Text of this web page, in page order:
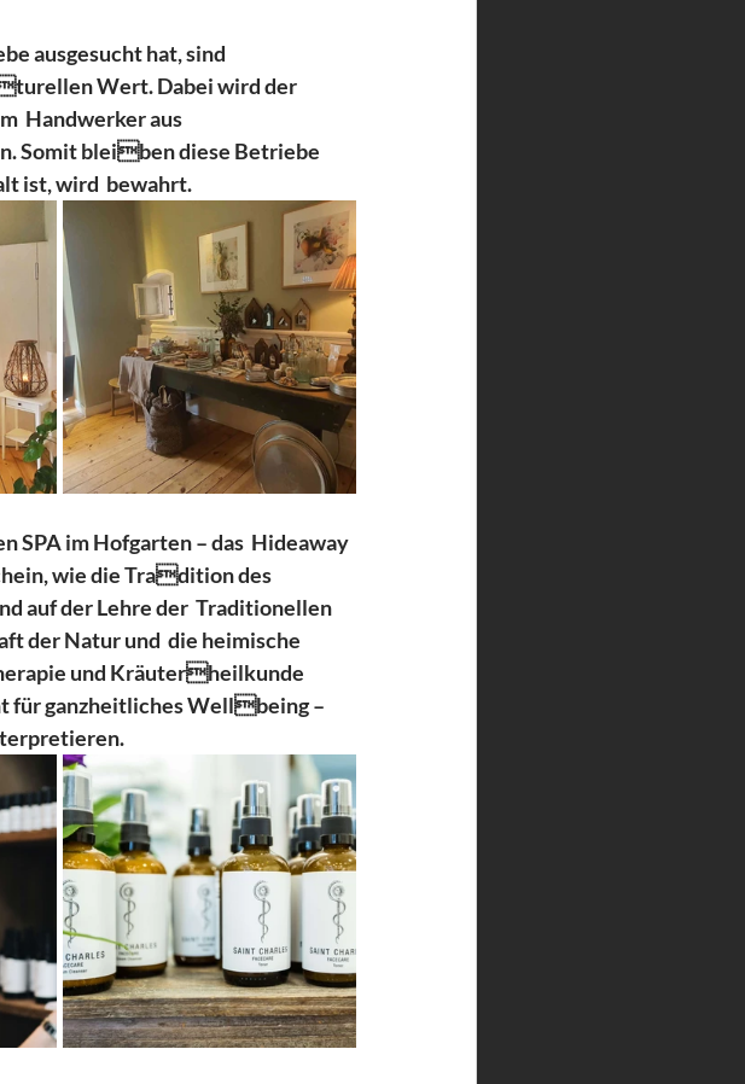
ausgesucht hat, sind
Wert. Dabei wird der
Handwerker aus
Somit bleiben diese Betriebe
ist, wird  bewahrt.
SPA im Hofgarten – das  Hideaway
wie die Tradition des
auf der Lehre der  Traditionellen
der Natur und  die heimische
und Kräuterheilkunde
für ganzheitliches Wellbeing –